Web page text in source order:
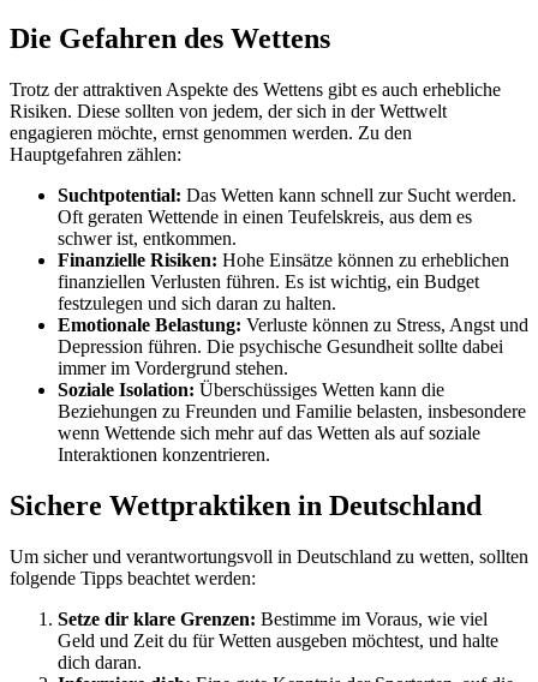
Die Gefahren des Wettens
Trotz der attraktiven Aspekte des Wettens gibt es auch erhebliche
Risiken. Diese sollten von jedem, der sich in der Wettwelt
engagieren möchte, ernst genommen werden. Zu den
Hauptgefahren zählen:
Suchtpotential: Das Wetten kann schnell zur Sucht werden.
Oft geraten Wettende in einen Teufelskreis, aus dem es
schwer ist, entkommen.
Finanzielle Risiken: Hohe Einsätze können zu erheblichen
finanziellen Verlusten führen. Es ist wichtig, ein Budget
festzulegen und sich daran zu halten.
Emotionale Belastung: Verluste können zu Stress, Angst und
Depression führen. Die psychische Gesundheit sollte dabei
immer im Vordergrund stehen.
Soziale Isolation: Überschüssiges Wetten kann die
Beziehungen zu Freunden und Familie belasten, insbesondere
wenn Wettende sich mehr auf das Wetten als auf soziale
Interaktionen konzentrieren.
Sichere Wettpraktiken in Deutschland
Um sicher und verantwortungsvoll in Deutschland zu wetten, sollten
folgende Tipps beachtet werden:
Setze dir klare Grenzen: Bestimme im Voraus, wie viel
Geld und Zeit du für Wetten ausgeben möchtest, und halte
dich daran.